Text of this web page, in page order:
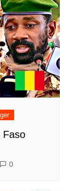
Faso
0